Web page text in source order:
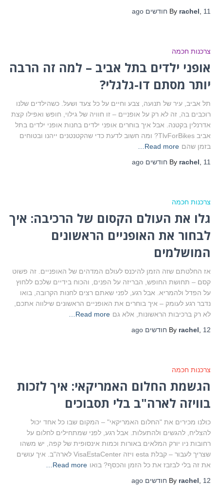
By rachel 11 חודשים
צרכנות חכמה
אופני ילדים בתל אביב – למה זה הרבה
יותר מסתם דו-גלגלי?
תל אביב, עיר של תנועה, צבע וחיים על כל צעד ושעל. כשהילדים שלנו
רוכבים בה, זה לא רק על אופניים – זו חוויה של גילוי, חופש ואפילו קצת
אדרנלין בקטנה. אבל איך בוחרים אופני ילדים בחנות אופני ילדים בתל
אביב TlvForBikes? ומה חשוב לדעת כדי שהקטנטנים ייהנו ובטוחים
בזמן שהם Read more…
By rachel 11 חודשים
צרכנות חכמה
גלו את העולם הקסום של הרכיבה: איך
לבחור את האופניים הראשונים
המושלמים
אז החלטתם שזה הזמן להיכנס לעולם המדהים של האופניים. זה פשוט
קסם – תחושת החופש, הבריזה על הפנים, והכוח בידיים שלכם ללחוץ
על הפדל ולהמריא. אבל רגע, לפני שאתם רצים לחנות הקרובה, בואו
נדבר רגע לעומק – איך בוחרים את האופניים הראשונים שילווה אתכם,
לא רק ברכיבות הראשונות, אלא גם Read more…
By rachel 12 חודשים
צרכנות חכמה
הגשמת החלום האמריקאי: איך לזכות
בוויזה לארה"ב בלי תסבוכים
כולנו מכירים את "החלום האמריקאי" – המקום שבו כל אחד יכול
להצליח, להגשים ולהתעלות. אבל רגע, לפני שמתחילים לחלום על
רחובות ניו יורק המלאים באורות וכמות אינסופית של קפה, יש משהו
שצריך לעבור – קבלת esta ויזה VisaEstaCenter לארה"ב. איך עושים
את זה בלי לבזבז את כל הזמן והכסף? בואו Read more…
By rachel 12 חודשים